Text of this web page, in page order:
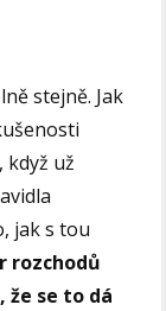
stejně. Jak
když už
jak s tou
rozchodů
že se to dá